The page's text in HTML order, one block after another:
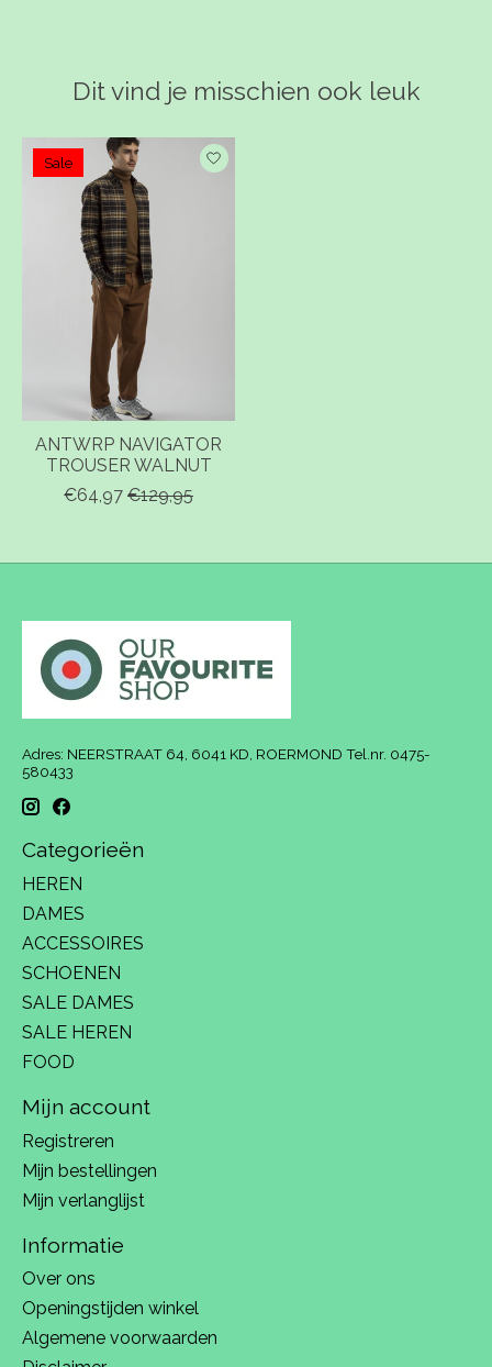
Dit vind je misschien ook leuk
Items van productcarrousel
Sale
ANTWRP NAVIGATOR
TROUSER WALNUT
€64,97 €129,95
Adres: NEERSTRAAT 64, 6041 KD, ROERMOND Tel.nr. 0475-
580433
Categorieën
HEREN
DAMES
ACCESSOIRES
SCHOENEN
SALE DAMES
SALE HEREN
FOOD
Mijn account
Registreren
Mijn bestellingen
Mijn verlanglijst
Informatie
Over ons
Openingstijden winkel
Algemene voorwaarden